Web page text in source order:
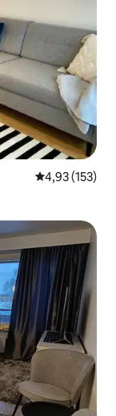
Gemiddelde
4,93 (153)